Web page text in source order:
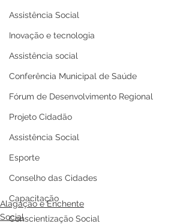
Assistência Social
Inovação e tecnologia
Assistência social
Conferência Municipal de Saúde
Fórum de Desenvolvimento Regional
Projeto Cidadão
Assistência Social
Esporte
Conselho das Cidades
Capacitação
Conscientização Social
Alagação e Enchente
Social